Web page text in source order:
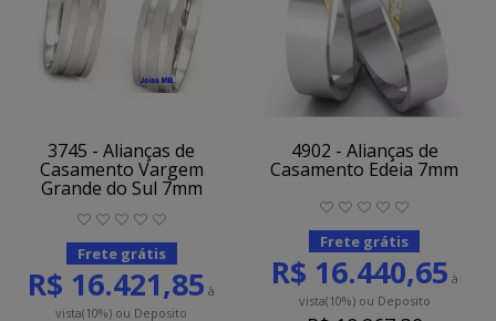
3745 - Alianças de
Casamento Vargem
Grande do Sul 7mm
Frete grátis
R$ 16.421,85 à
vista(10%) ou Deposito
4902 - Alianças de
Casamento Edeia 7mm
Frete grátis
R$ 16.440,65 à
vista(10%)ou Deposito